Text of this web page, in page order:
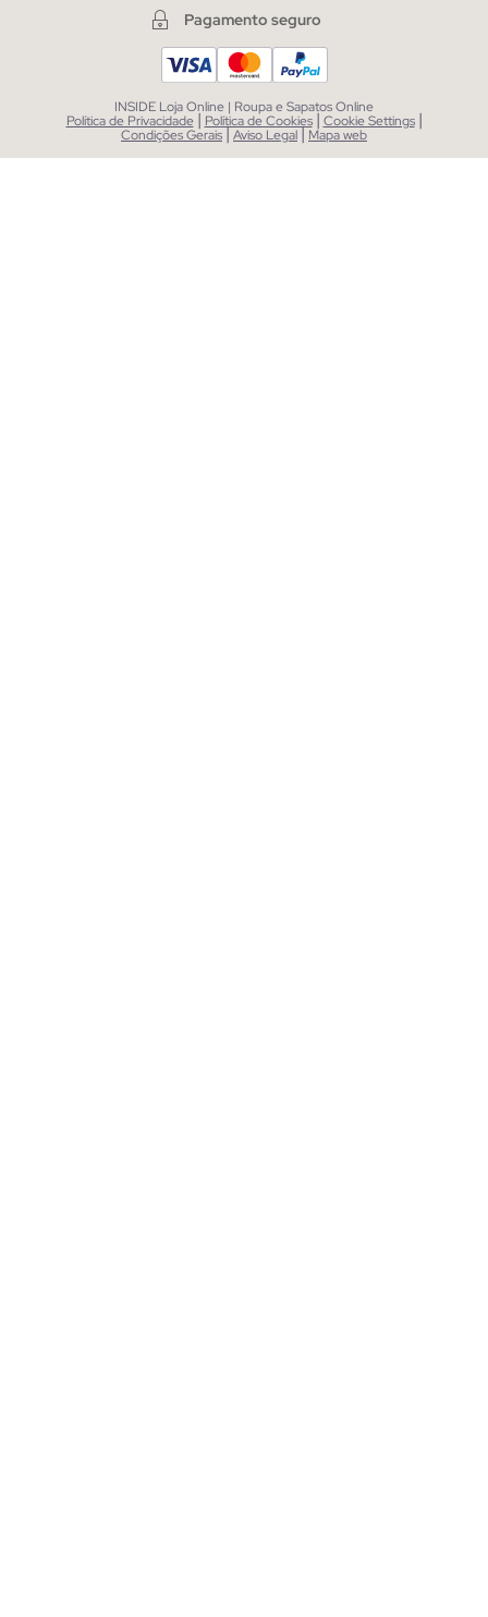
Pagamento seguro
INSIDE Loja Online | Roupa e Sapatos Online
Política de Privacidade | Política de Cookies | Cookie Settings |
Condições Gerais|Aviso Legal| Mapa web